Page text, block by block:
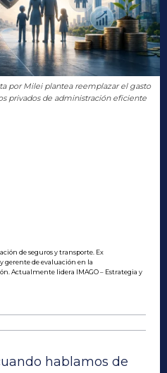
por Milei plantea reemplazar el gasto
privados de administración eficiente
de seguros y transporte. Ex
gerente de evaluación en la
Actualmente lidera IMAGO – Estrategia y
hablamos de